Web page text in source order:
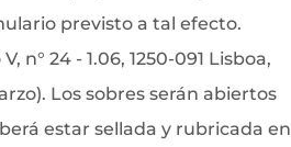
previsto a tal efecto.
24 - 1.06, 1250-091 Lisboa,
Los sobres serán abiertos
estar sellada y rubricada en